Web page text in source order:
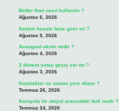
Better than nasıl kullanılır ?
Ağustos 6, 2026
Katılım hesabı faize girer mi ?
Ağustos 5, 2026
Avangard akımı nedir ?
Ağustos 4, 2026
2 dönem yatay geçiş var mı ?
Ağustos 3, 2026
Kozalaklar ne zaman yere düşer ?
Temmuz 26, 2026
Karayolu ile otoyol arasındaki fark nedir ?
Temmuz 24, 2026